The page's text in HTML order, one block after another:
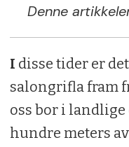
Denne
I disse tider er
salongrifla fram
oss bor i
hundre meters